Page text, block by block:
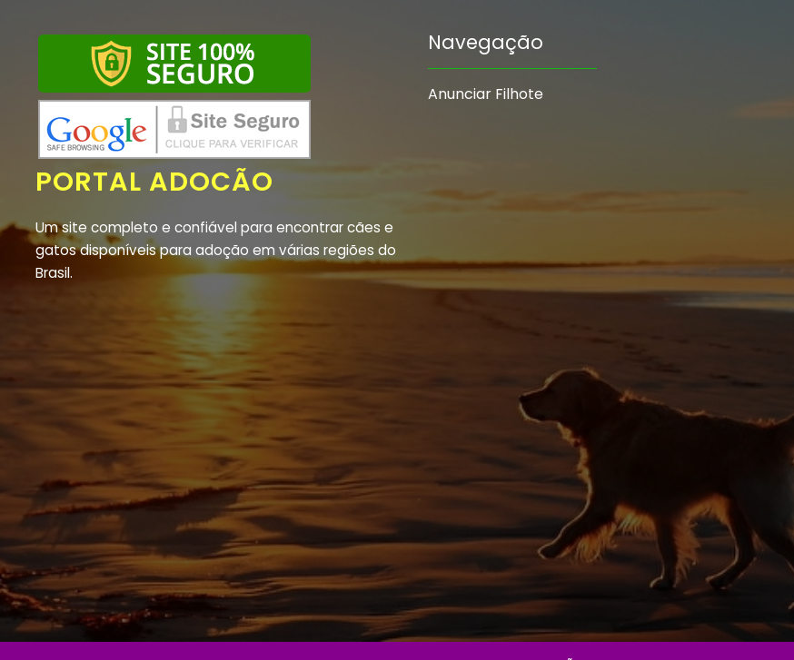
PORTAL ADOCÃO
Um site completo e confiável para encontrar cães e
gatos disponíveis para adoção em várias regiões do
Brasil.
Navegação
Anunciar Filhote